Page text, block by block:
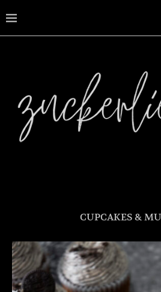
CUPCAKES &